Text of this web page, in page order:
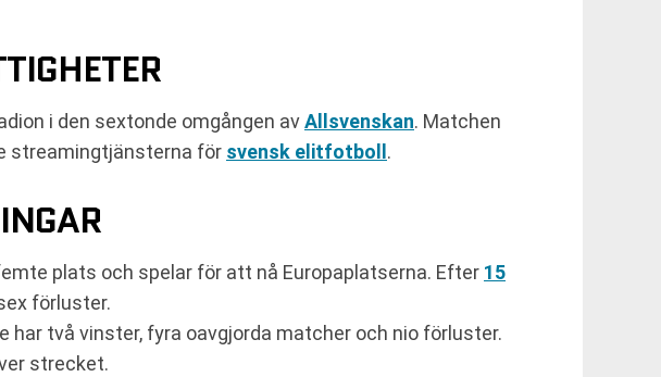
i den sextonde omgången avAllsvenskan. Matchen
streamingtjänsterna för svensk elitfotboll .
plats och spelar för att nå Europaplatserna. Efter 15
förluster.
har två vinster, fyra oavgjorda matcher och nio förluster.
strecket.